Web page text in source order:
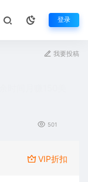
登录
我要投稿
501
VIP折扣